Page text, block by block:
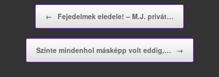
← Fejedelmek eledele! – M.J. privát…
Szinte mindenhol másképp volt eddig,… →